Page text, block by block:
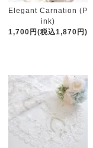
Elegant Carnation (P
ink)
1,700円(税込1,870円)